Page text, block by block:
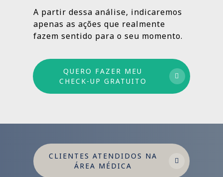
médio e longo prazo para garantir
crescimento sustentável.
A partir dessa análise, indicaremos
apenas as ações que realmente
fazem sentido para o seu momento.
QUERO FAZER MEU
CHECK-UP GRATUITO
CLIENTES ATENDIDOS NA
ÁREA MÉDICA